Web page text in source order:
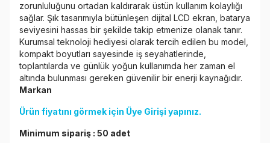
zorunluluğunu ortadan kaldırarak üstün kullanım kolaylığı
sağlar. Şık tasarımıyla bütünleşen dijital LCD ekran, batarya
seviyesini hassas bir şekilde takip etmenize olanak tanır.
Kurumsal teknoloji hediyesi olarak tercih edilen bu model,
kompakt boyutları sayesinde iş seyahatlerinde,
toplantılarda ve günlük yoğun kullanımda her zaman el
altında bulunması gereken güvenilir bir enerji kaynağıdır.
Markan
Ürün fiyatını görmek için Üye Girişi yapınız.
Minimum sipariş : 50 adet